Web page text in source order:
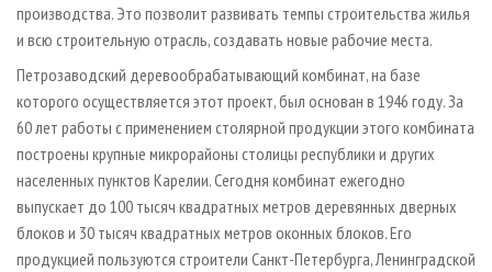
производства. Это позволит развивать темпы строительства жилья
и всю строительную отрасль, создавать новые рабочие места.
Петрозаводский деревообрабатывающий комбинат, на базе
которого осуществляется этот проект, был основан в 1946 году. За
60 лет работы с применением столярной продукции этого комбината
построены крупные микрорайоны столицы республики и других
населенных пунктов Карелии. Сегодня комбинат ежегодно
выпускает до 100 тысяч квадратных метров деревянных дверных
блоков и 30 тысяч квадратных метров оконных блоков. Его
продукцией пользуются строители Санкт-Петербурга, Ленинградской